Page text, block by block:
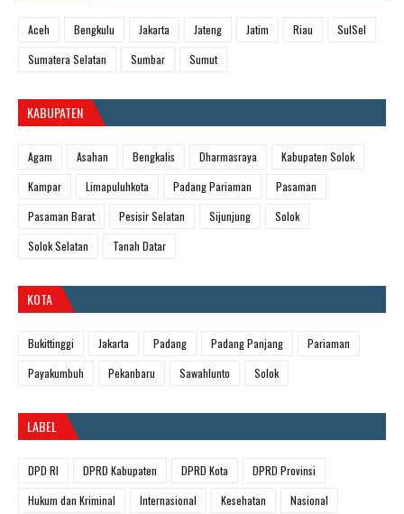
Aceh Bengkulu Jakarta Jateng Jatim Riau
SulSel
Sumatera Selatan
Sumbar Sumut
KABUPATEN
Agam Asahan Bengkalis Dharmasraya
Kabupaten Solok
Kampar
Limapuluhkota Padang Pariaman
Pasaman
Pasaman Barat
Pesisir Selatan Sijunjung
Solok
Solok Selatan
Tanah Datar
KOTA
Bukittinggi Jakarta Padang Padang Panjang
Pariaman
Payakumbuh
Pekanbaru Sawahlunto Solok
LABEL
DPD RI DPRD Kabupaten DPRD Kota
DPRD Provinsi
Hukum dan Kriminal
Internasional Kesehatan Nasional